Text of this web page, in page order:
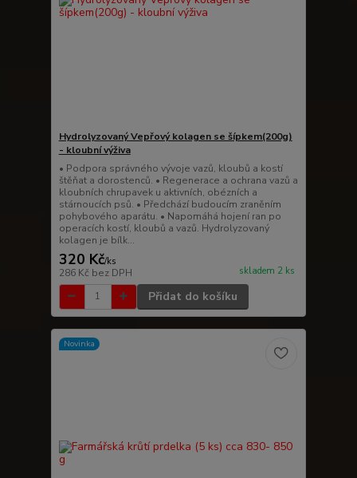
Hydrolyzovaný Vepřový kolagen se šípkem(200g)
- kloubní výživa
• Podpora správného vývoje vazů, kloubů a kostí
štěňat a dorostenců. • Regenerace a ochrana vazů a
kloubních chrupavek u aktivních, obézních a
stárnoucích psů. • Předchází budoucím zraněním
pohybového aparátu. • Napomáhá hojení ran po
operacích kostí, kloubů a vazů. Hydrolyzovaný
kolagen je bílk...
320 Kč/ks
286 Kč bez DPH skladem 2 ks
Přidat do košíku
Novinka